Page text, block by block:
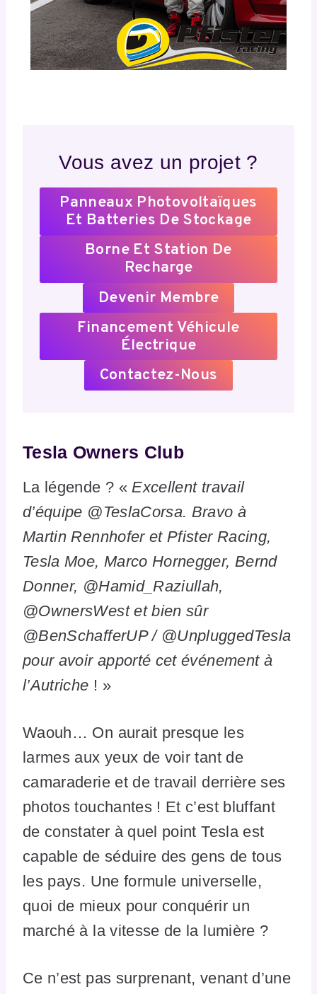
Vous avez un projet ?
Panneaux Photovoltaïques
Et Batteries De Stockage
Borne Et Station De
Recharge
Devenir Membre
Financement Véhicule
Électrique
Contactez-Nous
Tesla Owners Club
La légende ? « Excellent travail
d’équipe @TeslaCorsa. Bravo à
Martin Rennhofer et Pfister Racing,
Tesla Moe, Marco Hornegger, Bernd
Donner, @Hamid_Raziullah,
@OwnersWest et bien sûr
@BenSchafferUP / @UnpluggedTesla
pour avoir apporté cet événement à
l’Autriche ! »
Waouh… On aurait presque les
larmes aux yeux de voir tant de
camaraderie et de travail derrière ses
photos touchantes ! Et c’est bluffant
de constater à quel point Tesla est
capable de séduire des gens de tous
les pays. Une formule universelle,
quoi de mieux pour conquérir un
marché à la vitesse de la lumière ?
Ce n’est pas surprenant, venant d’une